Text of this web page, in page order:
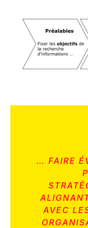
… FAIRE
AVEC